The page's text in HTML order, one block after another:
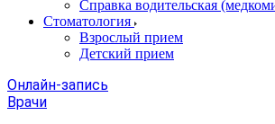
Справка водительская
Стоматология
Взрослый прием
Детский прием
Онлайн-запись
Врачи